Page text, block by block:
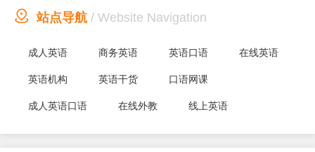
 站点导航 / Website Navigation
成人英语 商务英语 英语口语 在线英语
英语机构 英语干货 口语网课
成人英语口语 在线外教 线上英语